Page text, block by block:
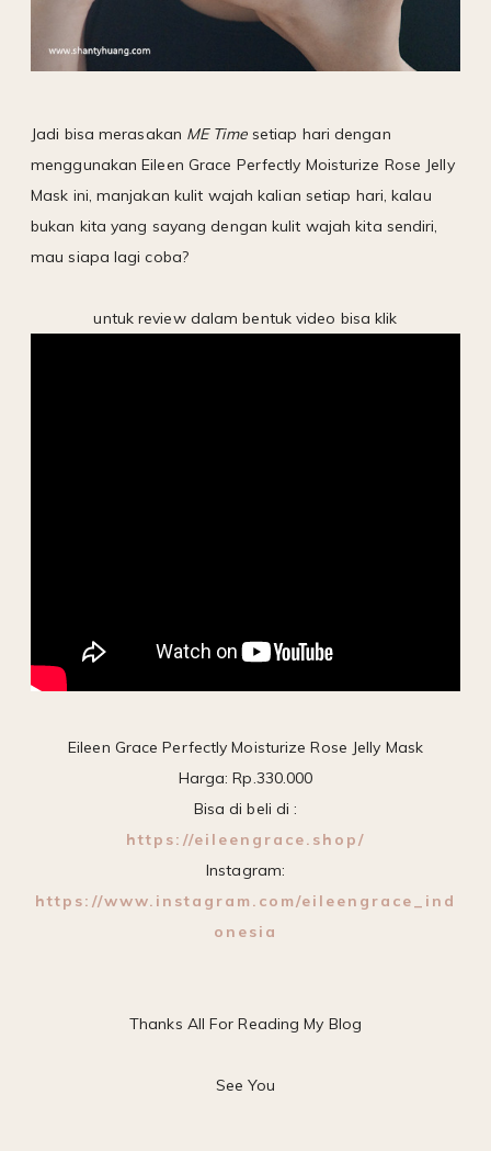
Jadi bisa merasakan ME Timesetiap hari dengan
menggunakan Eileen Grace Perfectly Moisturize Rose Jelly
Mask ini, manjakan kulit wajah kalian setiap hari, kalau
bukan kita yang sayang dengan kulit wajah kita sendiri,
mau siapa lagi coba?
untuk review dalam bentuk video bisa klik
Eileen Grace Perfectly Moisturize Rose Jelly Mask
Harga: Rp.330.000
Bisa di beli di :
https://eileengrace.shop/
Instagram:
https://www.instagram.com/eileengrace_ind
onesia
Thanks All For Reading My Blog
See You